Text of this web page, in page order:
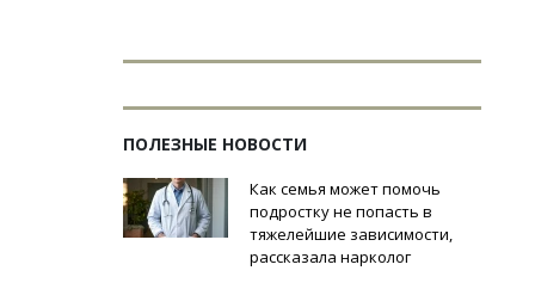
ПОЛЕЗНЫЕ НОВОСТИ
Как семья может помочь
подростку не попасть в
тяжелейшие зависимости,
рассказала нарколог